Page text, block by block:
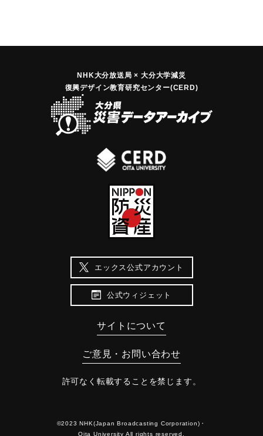
NHK大分放送局 × 大分大学減災
復興デザイン教育研究センター(CERD)
エックス公式アカウント
公式ウィジェット
サイトについて
ご意見・お問い合わせ
許可なく転載することを禁じます。
©2023 NHK(Japan Broadcasting Corporation)・
Oita University All rights reserved.